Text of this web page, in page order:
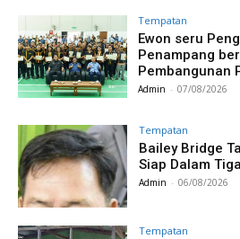
Tempatan
Ewon seru
Penampang
Pembangunan
Admin - 07/08/2026
Tempatan
Bailey Bridge
Siap Dalam
Admin - 06/08/2026
Tempatan